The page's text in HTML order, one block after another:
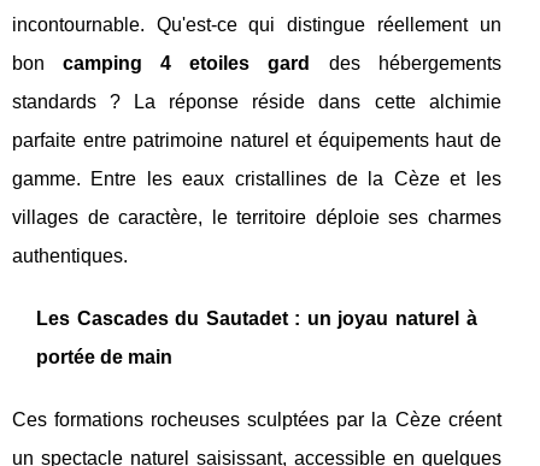
incontournable. Qu'est-ce qui distingue réellement un
boncamping 4 etoiles gard
des hébergements
standards ? La réponse réside dans cette alchimie
parfaite entre patrimoine naturel et équipements haut de
gamme. Entre les eaux cristallines de la Cèze et les
villages de caractère, le territoire déploie ses charmes
authentiques.
Les Cascades du Sautadet : un joyau naturel à
portée de main
Ces formations rocheuses sculptées par la Cèze créent
un spectacle naturel saisissant, accessible en quelques